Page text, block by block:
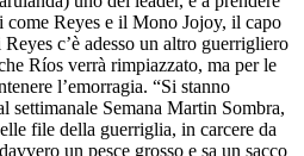
come Reyes e il Mono Jojoy, il capo
c’è adesso un altro guerrigliero
Ríos verrà rimpiazzato, ma per le
l’emorragia. “Si stanno
settimanale Semana Martin Sombra,
file della guerriglia, in carcere da
un pesce grosso e sa un sacco